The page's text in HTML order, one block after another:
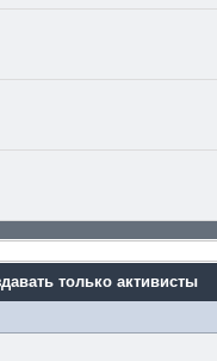
только активисты